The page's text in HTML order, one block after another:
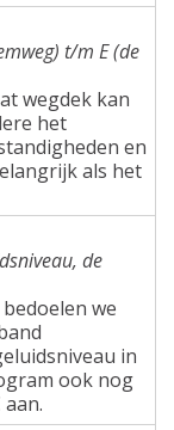
t/m E (de
wegdek kan
het
en
als het
de
we
in
ook nog